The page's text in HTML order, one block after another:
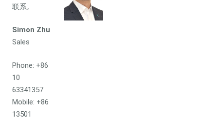
联系。
Simon Zhu
Sales
Phone: +86
10
63341357
Mobile: +86
13501